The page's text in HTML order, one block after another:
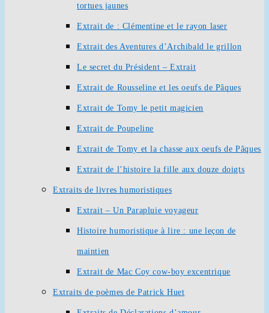
tortues jaunes
Extrait de : Clémentine et le rayon laser
Extrait des Aventures d’Archibald le grillon
Le secret du Président – Extrait
Extrait de Rousseline et les oeufs de Pâques
Extrait de Tomy le petit magicien
Extrait de Poupeline
Extrait de Tomy et la chasse aux oeufs de Pâques
Extrait de l’histoire la fille aux douze doigts
Extraits de livres humoristiques
Extrait – Un Parapluie voyageur
Histoire humoristique à lire : une leçon de
maintien
Extrait de Mac Coy cow-boy excentrique
Extraits de poèmes de Patrick Huet